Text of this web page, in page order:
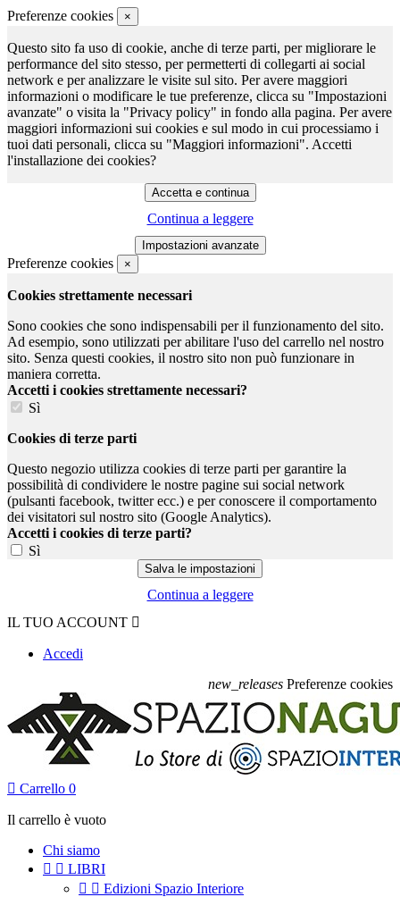
Preferenze cookies ×
Questo sito fa uso di cookie, anche di terze parti, per migliorare le
performance del sito stesso, per permetterti di collegarti ai social
network e per analizzare le visite sul sito. Per avere maggiori
informazioni o modificare le tue preferenze, clicca su "Impostazioni
avanzate" o visita la "Privacy policy" in fondo alla pagina. Per avere
maggiori informazioni sui cookies e sul modo in cui processiamo i
tuoi dati personali, clicca su "Maggiori informazioni". Accetti
l'installazione dei cookies?
Continua a leggere
Preferenze cookies ×
Cookies strettamente necessari
Sono cookies che sono indispensabili per il funzionamento del sito.
Ad esempio, sono utilizzati per abilitare l'uso del carrello nel nostro
sito. Senza questi cookies, il nostro sito non può funzionare in
maniera corretta.
Accetti i cookies strettamente necessari?
Sì
Cookies di terze parti
Questo negozio utilizza cookies di terze parti per garantire la
possibilità di condividere le nostre pagine sui social network
(pulsanti facebook, twitter ecc.) e per conoscere il comportamento
dei visitatori sul nostro sito (Google Analytics).
Accetti i cookies di terze parti?
Sì
Continua a leggere
IL TUO ACCOUNT 
Accedi
new_releases Preferenze cookies
 Carrello 0
Il carrello è vuoto
Chi siamo
  LIBRI
  Edizioni Spazio Interiore